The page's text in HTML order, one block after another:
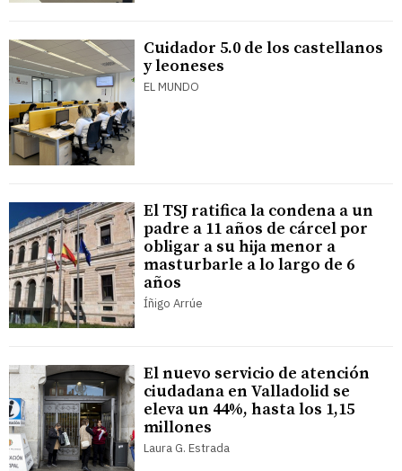
Cuidador 5.0 de los castellanos
y leoneses
EL MUNDO
El TSJ ratifica la condena a un
padre a 11 años de cárcel por
obligar a su hija menor a
masturbarle a lo largo de 6
años
Íñigo Arrúe
El nuevo servicio de atención
ciudadana en Valladolid se
eleva un 44%, hasta los 1,15
millones
Laura G. Estrada